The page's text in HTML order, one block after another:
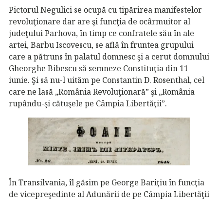
Pictorul Negulici se ocupă cu tipărirea manifestelor
revoluţionare dar are şi funcţia de ocârmuitor al
judeţului Parhova, în timp ce confratele său în ale
artei, Barbu Iscovescu, se află în fruntea grupului
care a pătruns în palatul domnesc şi a cerut domnului
Gheorghe Bibescu să semneze Constituţia din 11
iunie. Şi să nu-l uităm pe Constantin D. Rosenthal, cel
care ne lasă „România Revoluţionară” şi „România
rupându-şi cătuşele pe Câmpia Libertăţii”.
În Transilvania, îl găsim pe George Bariţiu în funcţia
de vicepreşedinte al Adunării de pe Câmpia Libertăţii